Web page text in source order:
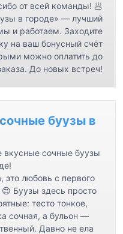
от всей команды! 🥟
в городе» — лучший
и работаем. Заходите
на ваш бонусный счёт
можно оплатить до
До новых встреч!
буузы в
сочные буузы
это любовь с первого
😍 Буузы здесь просто
тесто тонкое,
сочная, а бульон —
Давно не ела